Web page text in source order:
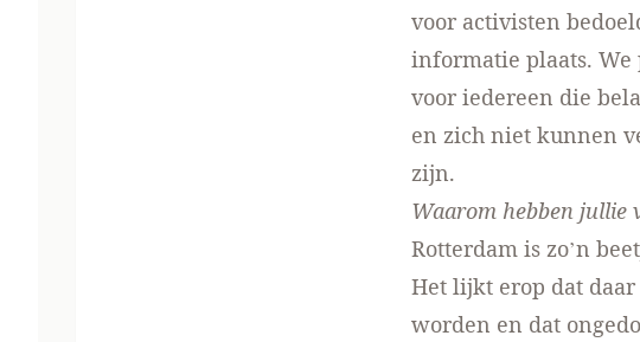
voor activisten
informatie plaats. We
voor iedereen die
en zich niet kunnen
zijn.
Waarom hebben jullie
Rotterdam is zo’n
Het lijkt erop dat
worden en dat